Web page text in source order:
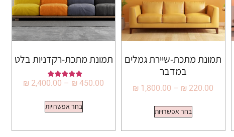
תמונת מתכת-שיירת גמלים
במדבר
₪ 220.00
–
₪ 1,800.00
בחר אפשרויות
תמונת מתכת-רקדניות בלט
דורג ₪ 450.00
–
₪ 2,400.00
בחר אפשרויות